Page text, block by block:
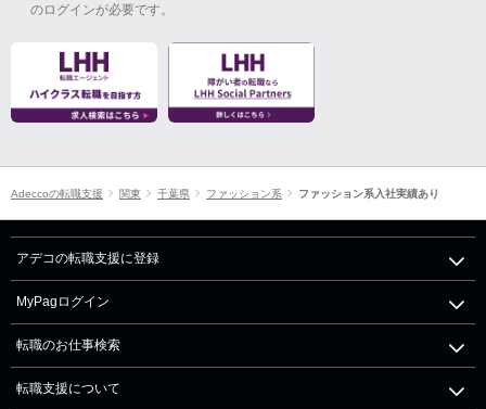
のログインが必要です。
Adeccoの転職支援 関東 千葉県 ファッション系 ファッション系入社実績あり
アデコの転職支援に登録
MyPagログイン
転職のお仕事検索
転職支援について